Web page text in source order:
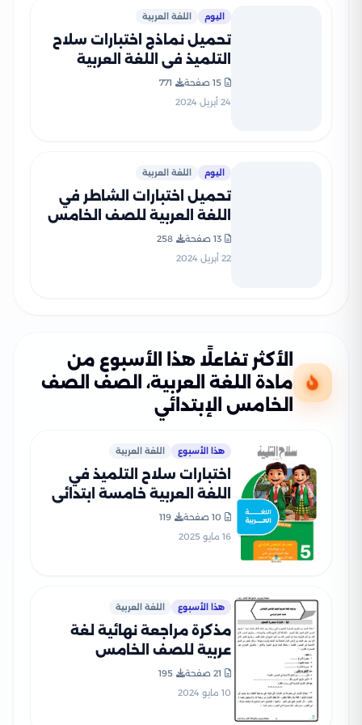
اليوم اللغة العربية
تحميل نماذج اختبارات سلاح
التلميذ في اللغة العربية
للصف الخامس الابتدائي مع
إجاباتها النموذجية
15 صفحة
771
24 أبريل 2024
اليوم اللغة العربية
تحميل اختبارات الشاطر في
اللغة العربية للصف الخامس
الابتدائي ترم ثاني
13 صفحة
258
22 أبريل 2024
الأكثر تفاعلًا هذا الأسبوع من
مادة اللغة العربية، الصف الصف
الخامس الإبتدائي
هذا الأسبوع اللغة العربية
اختبارات سلاح التلميذ في
اللغة العربية خامسة ابتدائي
الترم الثاني PDF بالاجابات
10 صفحة
119
16 مايو 2025
هذا الأسبوع اللغة العربية
مذكرة مراجعة نهائية لغة
عربية للصف الخامس
الابتدائي الترم الثاني
21 صفحة
195
10 مايو 2024